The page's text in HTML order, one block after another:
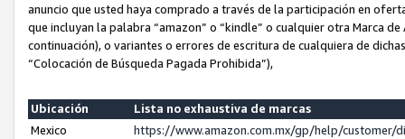
anuncio que usted haya comprado a través de la participación en
que incluyan la palabra “amazon” o “kindle” o cualquier otra Marca
continuación), o variantes o errores de escritura de cualquiera de
“Colocación de Búsqueda Pagada Prohibida”),
Ubicación
Lista no exhaustiva de marcas
Mexico
https://www.amazon.com.mx/gp/help/customer/